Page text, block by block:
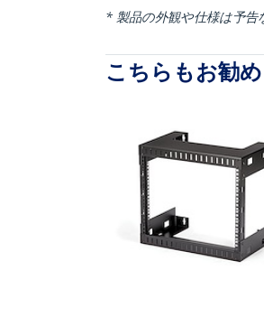
* 製品の外観や仕様は予告
こちらもお勧め